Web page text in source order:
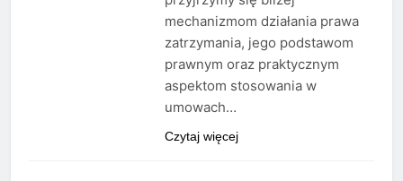
mechanizmom działania prawa
zatrzymania, jego podstawom
prawnym oraz praktycznym
aspektom stosowania w
umowach…
Czytaj więcej